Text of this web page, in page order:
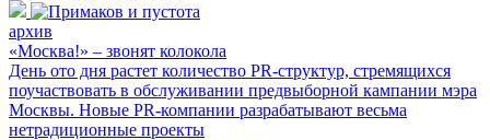
архив
«Москва!» – звонят колокола
День ото дня растет количество PR-структур, стремящихся
поучаствовать в обслуживании предвыборной кампании мэра
Москвы. Новые PR-компании разрабатывают весьма
нетрадиционные проекты